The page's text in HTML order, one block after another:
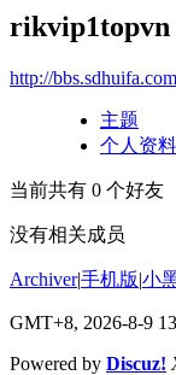
rikvip1topvn
http://
主题
个人资料
当前共有 0 个好友
没有相关成员
Archiver|手机版|小
GMT+8, 2026-8-9
Powered by Discuz!